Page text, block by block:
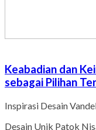
Keabadian dan
sebagai Pilihan
Inspirasi Desain
Desain Unik Patok